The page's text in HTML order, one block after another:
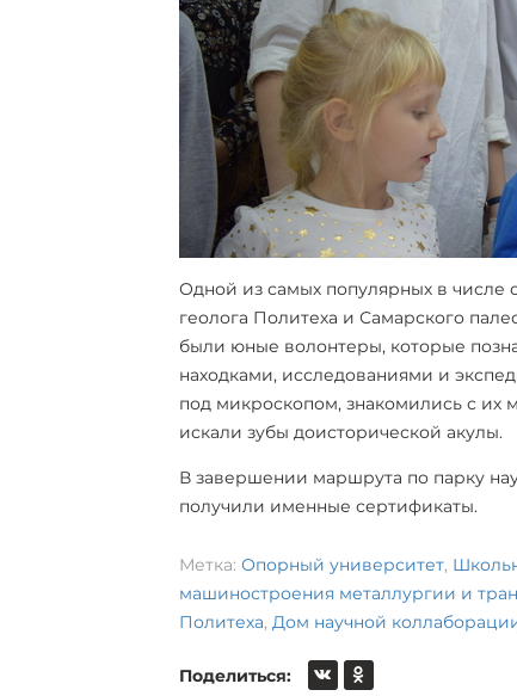
Одной из самых популярных в
геолога Политеха и Самарского
были юные волонтеры, которые
находками, исследованиями и
под микроскопом, знакомились с их
искали зубы доисторической акулы.
В завершении маршрута по парку
получили именные сертификаты.
Метка: Опорный университет,
машиностроения металлургии и
Политеха, Дом научной
Поделиться: